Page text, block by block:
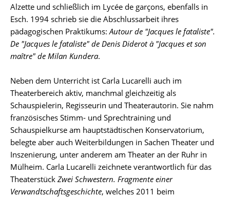
Alzette und schließlich im Lycée de garçons, ebenfalls in
Esch. 1994 schrieb sie die Abschlussarbeit ihres
pädagogischen Praktikums:Autour de "Jacques le fataliste".
De "Jacques le fataliste" de Denis Diderot à "Jacques et son
maître" de Milan Kundera.
Neben dem Unterricht ist Carla Lucarelli auch im
Theaterbereich aktiv, manchmal gleichzeitig als
Schauspielerin, Regisseurin und Theaterautorin. Sie nahm
französisches Stimm- und Sprechtraining und
Schauspielkurse am hauptstädtischen Konservatorium,
belegte aber auch Weiterbildungen in Sachen Theater und
Inszenierung, unter anderem am Theater an der Ruhr in
Mülheim. Carla Lucarelli zeichnete verantwortlich für das
Theaterstück Zwei Schwestern. Fragmente einer
Verwandtschaftsgeschichte, welches 2011 beim